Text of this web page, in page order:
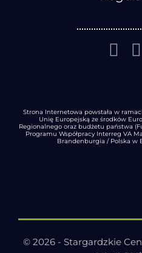
Strona Internetowa powstała w
Unię Europejską ze środków
Regionalnego oraz budżetu państwa
Programu Współpracy Interreg VA
Brandenburgia / Polska w
© 2026 - Stargardzkie